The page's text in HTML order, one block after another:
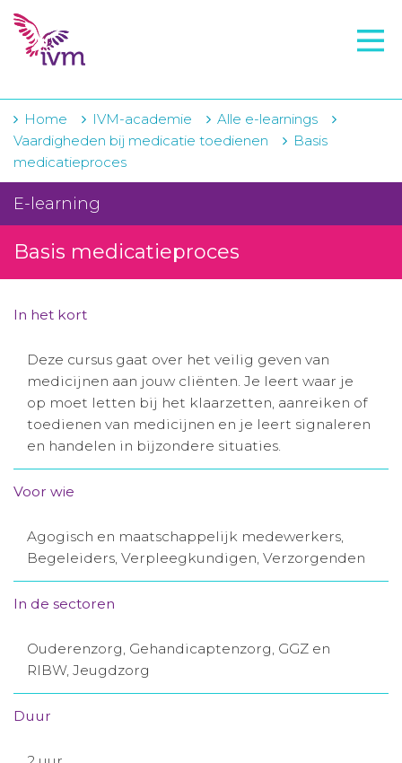
VMI
IVM-academie
Zorginstellingen
Projecten
Actueel
Winkelwagentje
Aanmelden nieuwsbrief
Toegang leeromgeving
Home IVM-academie
Alle e-learnings
Vaardigheden bij medicatie toedienen
Basis
medicatieproces
E-learning
Basis medicatieproces
In het kort
Deze cursus gaat over het veilig geven van
medicijnen aan jouw cliënten. Je leert waar je
op moet letten bij het klaarzetten, aanreiken of
toedienen van medicijnen en je leert signaleren
en handelen in bijzondere situaties.
Voor wie
Agogisch en maatschappelijk medewerkers,
Begeleiders, Verpleegkundigen, Verzorgenden
In de sectoren
Ouderenzorg, Gehandicaptenzorg, GGZ en
RIBW, Jeugdzorg
Duur